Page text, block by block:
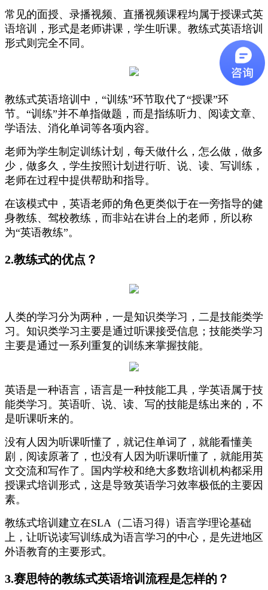
常见的面授、录播视频、直播视频课程均属于授课式英
语培训，形式是老师讲课，学生听课。教练式英语培训
形式则完全不同。
教练式英语培训中，“训练”环节取代了“授课”环
节。“训练”并不单指做题，而是指练听力、阅读文章、
学语法、消化单词等各项内容。
老师为学生制定训练计划，每天做什么，怎么做，做多
少，做多久，学生按照计划进行听、说、读、写训练，
老师在过程中提供帮助和指导。
在该模式中，英语老师的角色更类似于在一旁指导的健
身教练、驾校教练，而非站在讲台上的老师，所以称
为“英语教练”。
2.教练式的优点？
人类的学习分为两种，一是知识类学习，二是技能类学
习。知识类学习主要是通过听课接受信息；技能类学习
主要是通过一系列重复的训练来掌握技能。
英语是一种语言，语言是一种技能工具，学英语属于技
能类学习。英语听、说、读、写的技能是练出来的，不
是听课听来的。
没有人因为听课听懂了，就记住单词了，就能看懂美
剧，阅读原著了，也没有人因为听课听懂了，就能用英
文交流和写作了。国内学校和绝大多数培训机构都采用
授课式培训形式，这是导致英语学习效率极低的主要因
素。
教练式培训建立在SLA（二语习得）语言学理论基础
上，让听说读写训练成为语言学习的中心，是先进地区
外语教育的主要形式。
3.赛思特的教练式英语培训流程是怎样的？